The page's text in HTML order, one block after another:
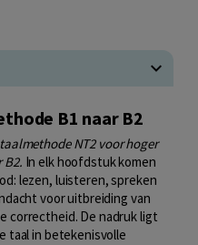
B1 naar B2
NT2 voor hoger
B2. In elk hoofdstuk komen
lezen, luisteren, spreken
voor uitbreiding van
correctheid. De nadruk ligt
taal in betekenisvolle